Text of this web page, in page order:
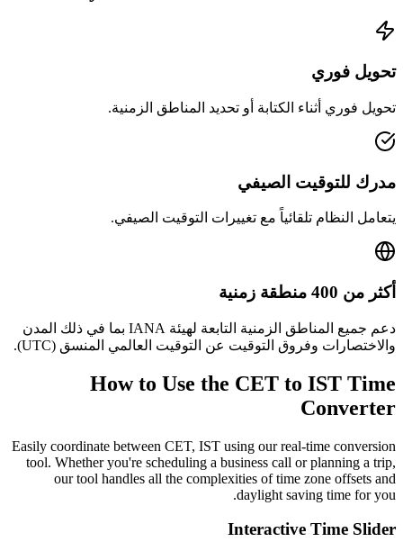
تحويل فوري
تحويل فوري أثناء الكتابة أو تحديد المناطق الزمنية.
مدرك للتوقيت الصيفي
يتعامل النظام تلقائياً مع تغييرات التوقيت الصيفي.
أكثر من 400 منطقة زمنية
دعم جميع المناطق الزمنية التابعة لهيئة IANA بما في ذلك المدن
والاختصارات وفروق التوقيت عن التوقيت العالمي المنسق (UTC).
How to Use the CET to IST Time
Converter
Easily coordinate between CET, IST using our real-time conversion
tool. Whether you're scheduling a business call or planning a trip,
our tool handles all the complexities of time zone offsets and
daylight saving time for you.
Interactive Time Slider